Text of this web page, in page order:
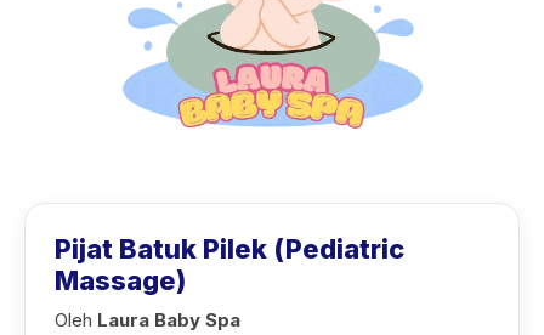
Pijat Batuk Pilek (Pediatric
Massage)
Oleh Laura Baby Spa